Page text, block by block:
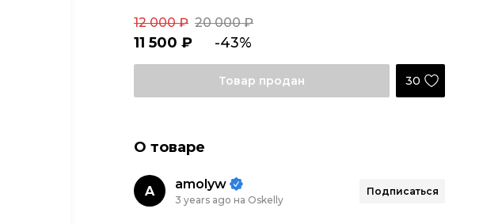
11 500 ₽ -43%
12 000 ₽ 20 000 ₽
Товар продан 30
О товаре
A amolyw
3 years ago на Oskelly
Подписаться